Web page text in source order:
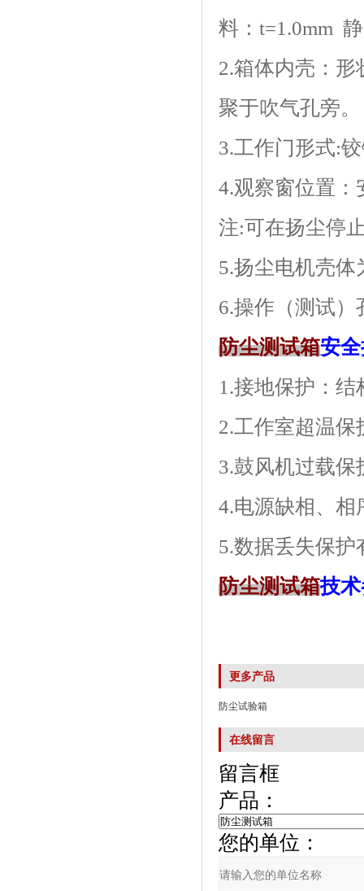
料：t=1.0mm
2.箱体内壳：
聚于吹气孔旁。
3.工作门形式:
4.观察窗位置
注:可在扬尘停
5.扬尘电机壳体为
6.操作（测试）
防尘测试箱安
1.接地保护
2.工作室超温
3.鼓风机过载保
4.电源缺相、
5.数据丢失保
防尘测试箱技
更多产品
防尘试验箱
在线留言
留言框
产品：
您的单位：